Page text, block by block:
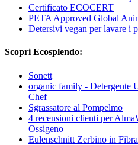
Certificato ECOCERT
PETA Approved Global
Detersivi vegan per lavare i
Scopri Ecosplendo:
Sonett
organic family - Detergente
Chef
Sgrassatore al Pompelmo
4 recensioni clienti per
Ossigeno
Eulenschnitt Zerbino in